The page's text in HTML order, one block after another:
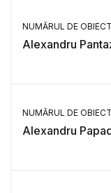
NUMĂRUL DE
Alexandru
NUMĂRUL DE
Alexandru